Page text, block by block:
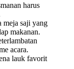
harus
meja saji yang
makanan.
acara.
lauk favorit